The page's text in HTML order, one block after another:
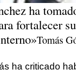
ha
fortalecer
Tomás
ha criticado